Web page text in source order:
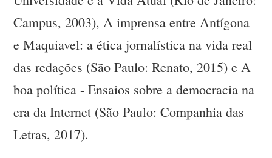
Campus, 2003), A imprensa entre Antígona
e Maquiavel: a ética jornalística na vida real
das redações (São Paulo: Renato, 2015) e A
boa política - Ensaios sobre a democracia na
era da Internet (São Paulo: Companhia das
Letras, 2017).